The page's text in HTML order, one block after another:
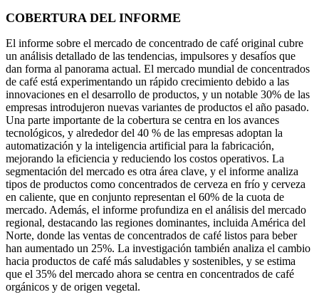
COBERTURA DEL INFORME
El informe sobre el mercado de concentrado de café original cubre
un análisis detallado de las tendencias, impulsores y desafíos que
dan forma al panorama actual. El mercado mundial de concentrados
de café está experimentando un rápido crecimiento debido a las
innovaciones en el desarrollo de productos, y un notable 30% de las
empresas introdujeron nuevas variantes de productos el año pasado.
Una parte importante de la cobertura se centra en los avances
tecnológicos, y alrededor del 40 % de las empresas adoptan la
automatización y la inteligencia artificial para la fabricación,
mejorando la eficiencia y reduciendo los costos operativos. La
segmentación del mercado es otra área clave, y el informe analiza
tipos de productos como concentrados de cerveza en frío y cerveza
en caliente, que en conjunto representan el 60% de la cuota de
mercado. Además, el informe profundiza en el análisis del mercado
regional, destacando las regiones dominantes, incluida América del
Norte, donde las ventas de concentrados de café listos para beber
han aumentado un 25%. La investigación también analiza el cambio
hacia productos de café más saludables y sostenibles, y se estima
que el 35% del mercado ahora se centra en concentrados de café
orgánicos y de origen vegetal.